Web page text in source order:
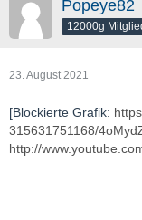
Popeye82
12000g
23. August 2021
[Blockierte Grafik:
315631751168/
http://